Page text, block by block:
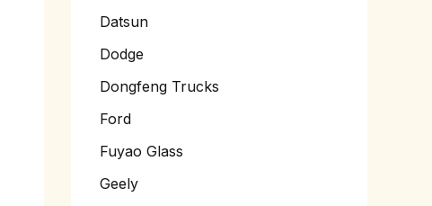
Datsun
Dodge
Dongfeng Trucks
Ford
Fuyao Glass
Geely